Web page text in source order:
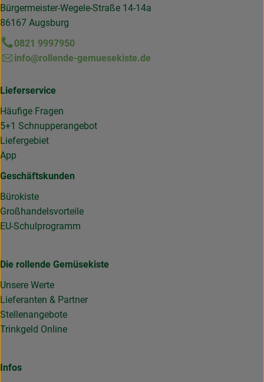
Bürgermeister-Wegele-Straße 14-14a
86167 Augsburg
0821 9997950
info@rollende-gemuesekiste.de
Lieferservice
Häufige Fragen
5+1 Schnupperangebot
Liefergebiet
App
Geschäftskunden
Bürokiste
Großhandelsvorteile
EU-Schulprogramm
Die rollende Gemüsekiste
Unsere Werte
Lieferanten & Partner
Stellenangebote
Trinkgeld Online
Infos